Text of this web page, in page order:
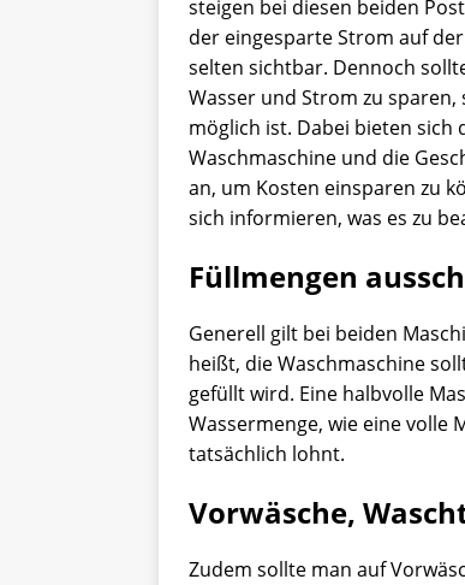
steigen bei diesen beiden
der eingesparte Strom auf
selten sichtbar. Dennoch
Wasser und Strom zu sparen,
möglich ist. Dabei bieten sich
Waschmaschine und die
an, um Kosten einsparen zu
sich informieren, was es zu
Füllmengen
Generell gilt bei beiden
heißt, die Waschmaschine
gefüllt wird. Eine halbvolle
Wassermenge, wie eine volle
tatsächlich lohnt.
Vorwäsche,
Zudem sollte man auf